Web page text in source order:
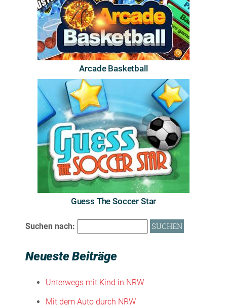
Arcade Basketball
Guess The Soccer Star
Suchen nach:
Neueste Beiträge
Unterwegs mit Kind in NRW
Mit dem Auto durch NRW